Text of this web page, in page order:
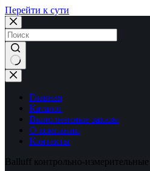
Перейти к сути
Ничего
не
найденоГлавная
Каталог
Выполненные заказы
О компании
Контакты
Balluff контрольно-